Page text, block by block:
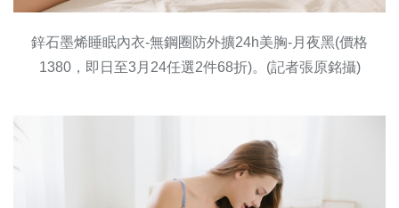
鋅石墨烯睡眠內衣-無鋼圈防外擴24h美胸-月夜黑(價格
1380，即日至3月24任選2件68折)。(記者張原銘攝)